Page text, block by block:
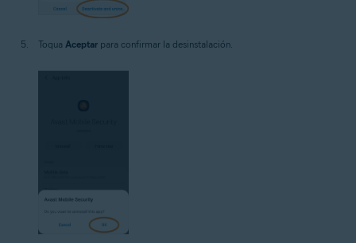
Toqua Aceptar para confirmar la desinstalación.